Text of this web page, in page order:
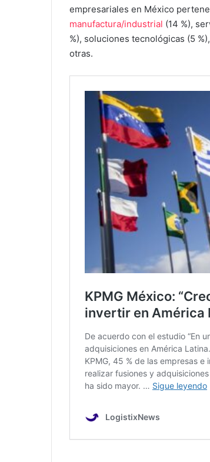
empresariales en México
manufactura/industrial (14 %),
%), soluciones tecnológicas (5
otras.